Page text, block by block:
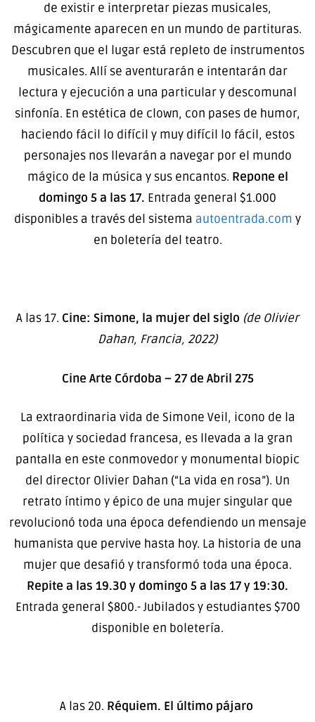
de existir e interpretar piezas musicales,
mágicamente aparecen en un mundo de partituras.
Descubren que el lugar está repleto de instrumentos
musicales. Allí se aventurarán e intentarán dar
lectura y ejecución a una particular y descomunal
sinfonía. En estética de clown, con pases de humor,
haciendo fácil lo difícil y muy difícil lo fácil, estos
personajes nos llevarán a navegar por el mundo
mágico de la música y sus encantos. Repone el
domingo 5 a las 17. Entrada general $1.000
disponibles a través del sistema autoentrada.com y
en boletería del teatro.
A las 17. Cine: Simone, la mujer del siglo (de Olivier
Dahan, Francia, 2022)
Cine Arte Córdoba – 27 de Abril 275
La extraordinaria vida de Simone Veil, icono de la
política y sociedad francesa, es llevada a la gran
pantalla en este conmovedor y monumental biopic
del director Olivier Dahan (“La vida en rosa”). Un
retrato íntimo y épico de una mujer singular que
revolucionó toda una época defendiendo un mensaje
humanista que pervive hasta hoy. La historia de una
mujer que desafió y transformó toda una época.
Repite a las 19.30 y domingo 5 a las 17 y 19:30.
Entrada general $800.- Jubilados y estudiantes $700
disponible en boletería.
A las 20. Réquiem. El último pájaro